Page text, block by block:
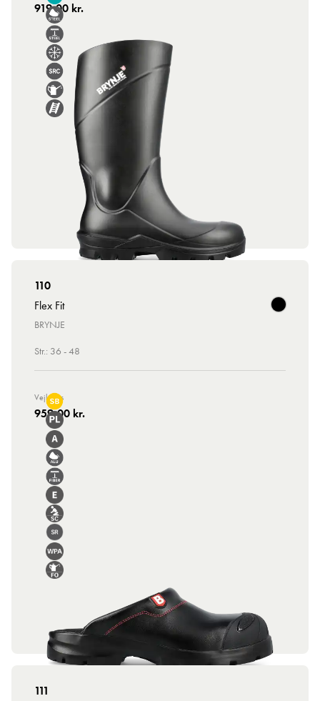
919,00 kr.
110
Flex Fit
BRYNJE
Str.: 36 - 48
Vejl. Pris
959,00 kr.
111